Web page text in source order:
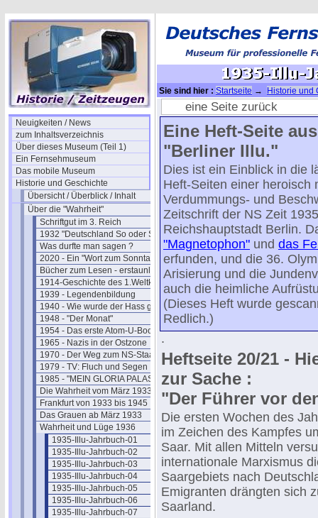
Neuigkeiten / News
zum Inhaltsverzeichnis
Über dieses Museum (Teil 1)
Ein Fernsehmuseum
Das mobile Museum
Historie und Geschichte
Übersicht / Überblick / Inhalt
Über die "Wahrheit"
Schriftgut im 3. Reich
1932 "Deutschland So oder So"
Was durfte man sagen ?
2020 - Ein "Wort zum Sonntag"
Bücher zum Lesen - erstaunlich
1914-Geschichte des 1.Weltkriegs
1939 - Legendenbildung
1940 - Wie wurde der Hass geschürt ?
1948 - "Der Monat"
1954 - Das erste Atom-U-Boot
1965 - Nazis in der Ostzone
1970 - Der Weg zum NS-Staat
1979 - TV: Fluch und Segen
1985 - "MEIN GLORIA PALAST"
Die Wahrheit vom März 1933
Frankfurt von 1933 bis 1945
Das Grauen ab März 1933
Wahrheit und Lüge 1936
1935-Illu-Jahrbuch-01
1935-Illu-Jahrbuch-02
1935-Illu-Jahrbuch-03
1935-Illu-Jahrbuch-04
1935-Illu-Jahrbuch-05
1935-Illu-Jahrbuch-06
1935-Illu-Jahrbuch-07
Sie sind hier : Startseite →
Historie und
1935-Illu-Jahrbuch-08
eine Seite zurück
Eine Heft-Seite
"Berliner Illu."
Dies ist ein Einblick in die
Heft-Seiten einer heroisch
Verdummungs- und
Zeitschrift der NS Zeit
Reichshauptstadt Berlin.
"Magnetophon" und das
erfunden, und die 36.
Arisierung und die
auch die heimliche
(Dieses Heft wurde
Redlich.)
.
Heftseite 20/21 -
zur Sache :
"Der Führer vor
Die ersten Wochen des
im Zeichen des Kampfes
Saar. Mit allen Mitteln
internationale Marxismus
Saargebiets nach
Emigranten drängten sich
Saarland.